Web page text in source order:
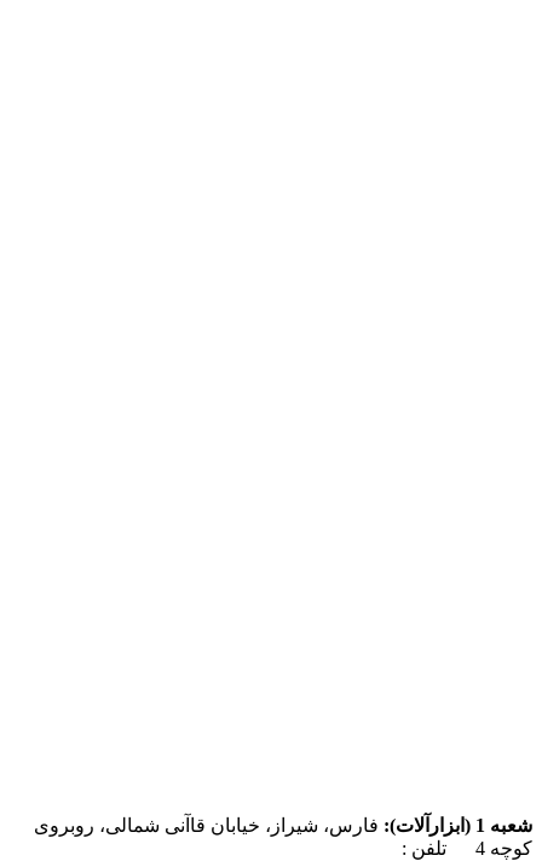
شعبه 1 (ابزارآلات):
فارس، شیراز، خیابان قاآنی شمالی، روبروی
کوچه 4 تلفن :